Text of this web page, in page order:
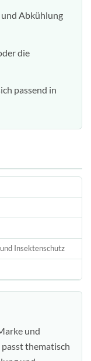
Abkühlung
die
passend in
Insektenschutz
und
thematisch